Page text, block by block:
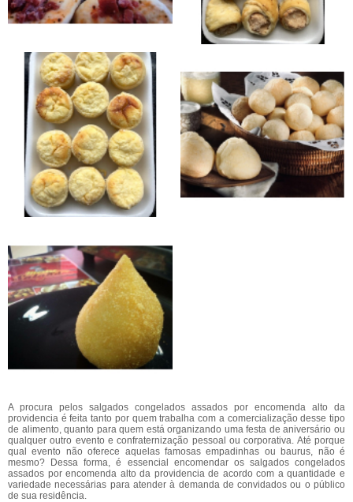
A procura pelos salgados congelados assados por encomenda alto da
providencia é feita tanto por quem trabalha com a comercialização desse tipo
de alimento, quanto para quem está organizando uma festa de aniversário ou
qualquer outro evento e confraternização pessoal ou corporativa. Até porque
qual evento não oferece aquelas famosas empadinhas ou baurus, não é
mesmo? Dessa forma, é essencial encomendar os salgados congelados
assados por encomenda alto da providencia de acordo com a quantidade e
variedade necessárias para atender à demanda de convidados ou o público
de sua residência.